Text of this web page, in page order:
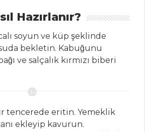
Hazırlanır?
soyun ve küp şeklinde
bekletin. Kabuğunu
ve salçalık kırmızı biberi
tencerede eritin. Yemeklik
ekleyip kavurun.